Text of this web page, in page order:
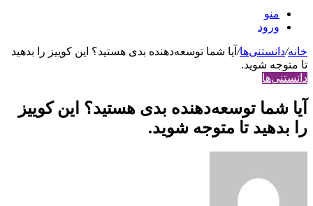
منو
ورود
خانه/دانستنی‌ها/ آیا شما توسعه‌دهنده بدی هستید؟ این کوییز را بدهید
تا متوجه شوید.
دانستنی‌ها
آیا شما توسعه‌دهنده بدی هستید؟ این کوییز
را بدهید تا متوجه شوید.